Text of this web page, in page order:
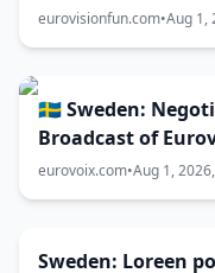
eurovisionfun.com•Aug 1,
🇸🇪 Sweden:
Broadcast of
eurovoix.com•Aug 1,
Sweden: Loreen